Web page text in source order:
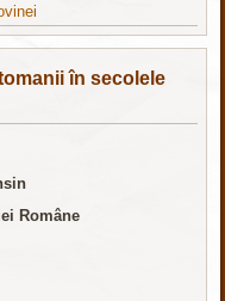
în secolele
Române